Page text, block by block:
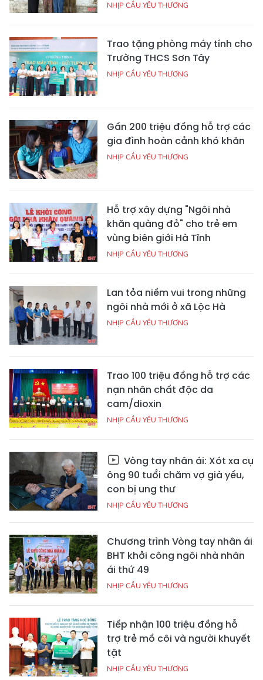
NHỊP CẦU YÊU THƯƠNG
Trao tặng phòng máy tính cho
Trường THCS Sơn Tây
NHỊP CẦU YÊU THƯƠNG
Gần 200 triệu đồng hỗ trợ các
gia đình hoàn cảnh khó khăn
NHỊP CẦU YÊU THƯƠNG
Hỗ trợ xây dựng "Ngôi nhà
khăn quàng đỏ" cho trẻ em
vùng biên giới Hà Tĩnh
NHỊP CẦU YÊU THƯƠNG
Lan tỏa niềm vui trong những
ngôi nhà mới ở xã Lộc Hà
NHỊP CẦU YÊU THƯƠNG
Trao 100 triệu đồng hỗ trợ các
nạn nhân chất độc da
cam/dioxin
NHỊP CẦU YÊU THƯƠNG
Vòng tay nhân ái: Xót xa cụ
ông 90 tuổi chăm vợ già yếu,
con bị ung thư
NHỊP CẦU YÊU THƯƠNG
Chương trình Vòng tay nhân ái
BHT khởi công ngôi nhà nhân
ái thứ 49
NHỊP CẦU YÊU THƯƠNG
Tiếp nhận 100 triệu đồng hỗ
trợ trẻ mồ côi và người khuyết
tật
NHỊP CẦU YÊU THƯƠNG